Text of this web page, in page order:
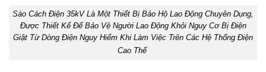
Sào Cách Điện 35kV Là Một Thiết Bị Bảo Hộ Lao Động Chuyên Dụng,
Được Thiết Kế Để Bảo Vệ Người Lao Động Khỏi Nguy Cơ Bị Điện
Giật Từ Dòng Điện Nguy Hiểm Khi Làm Việc Trên Các Hệ Thống Điện
Cao Thế